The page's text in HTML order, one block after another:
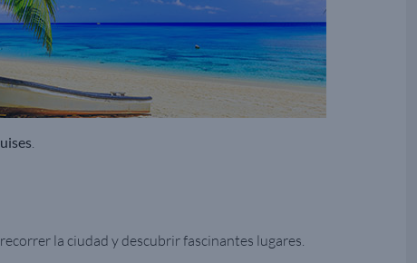
.
la ciudad y descubrir fascinantes lugares.